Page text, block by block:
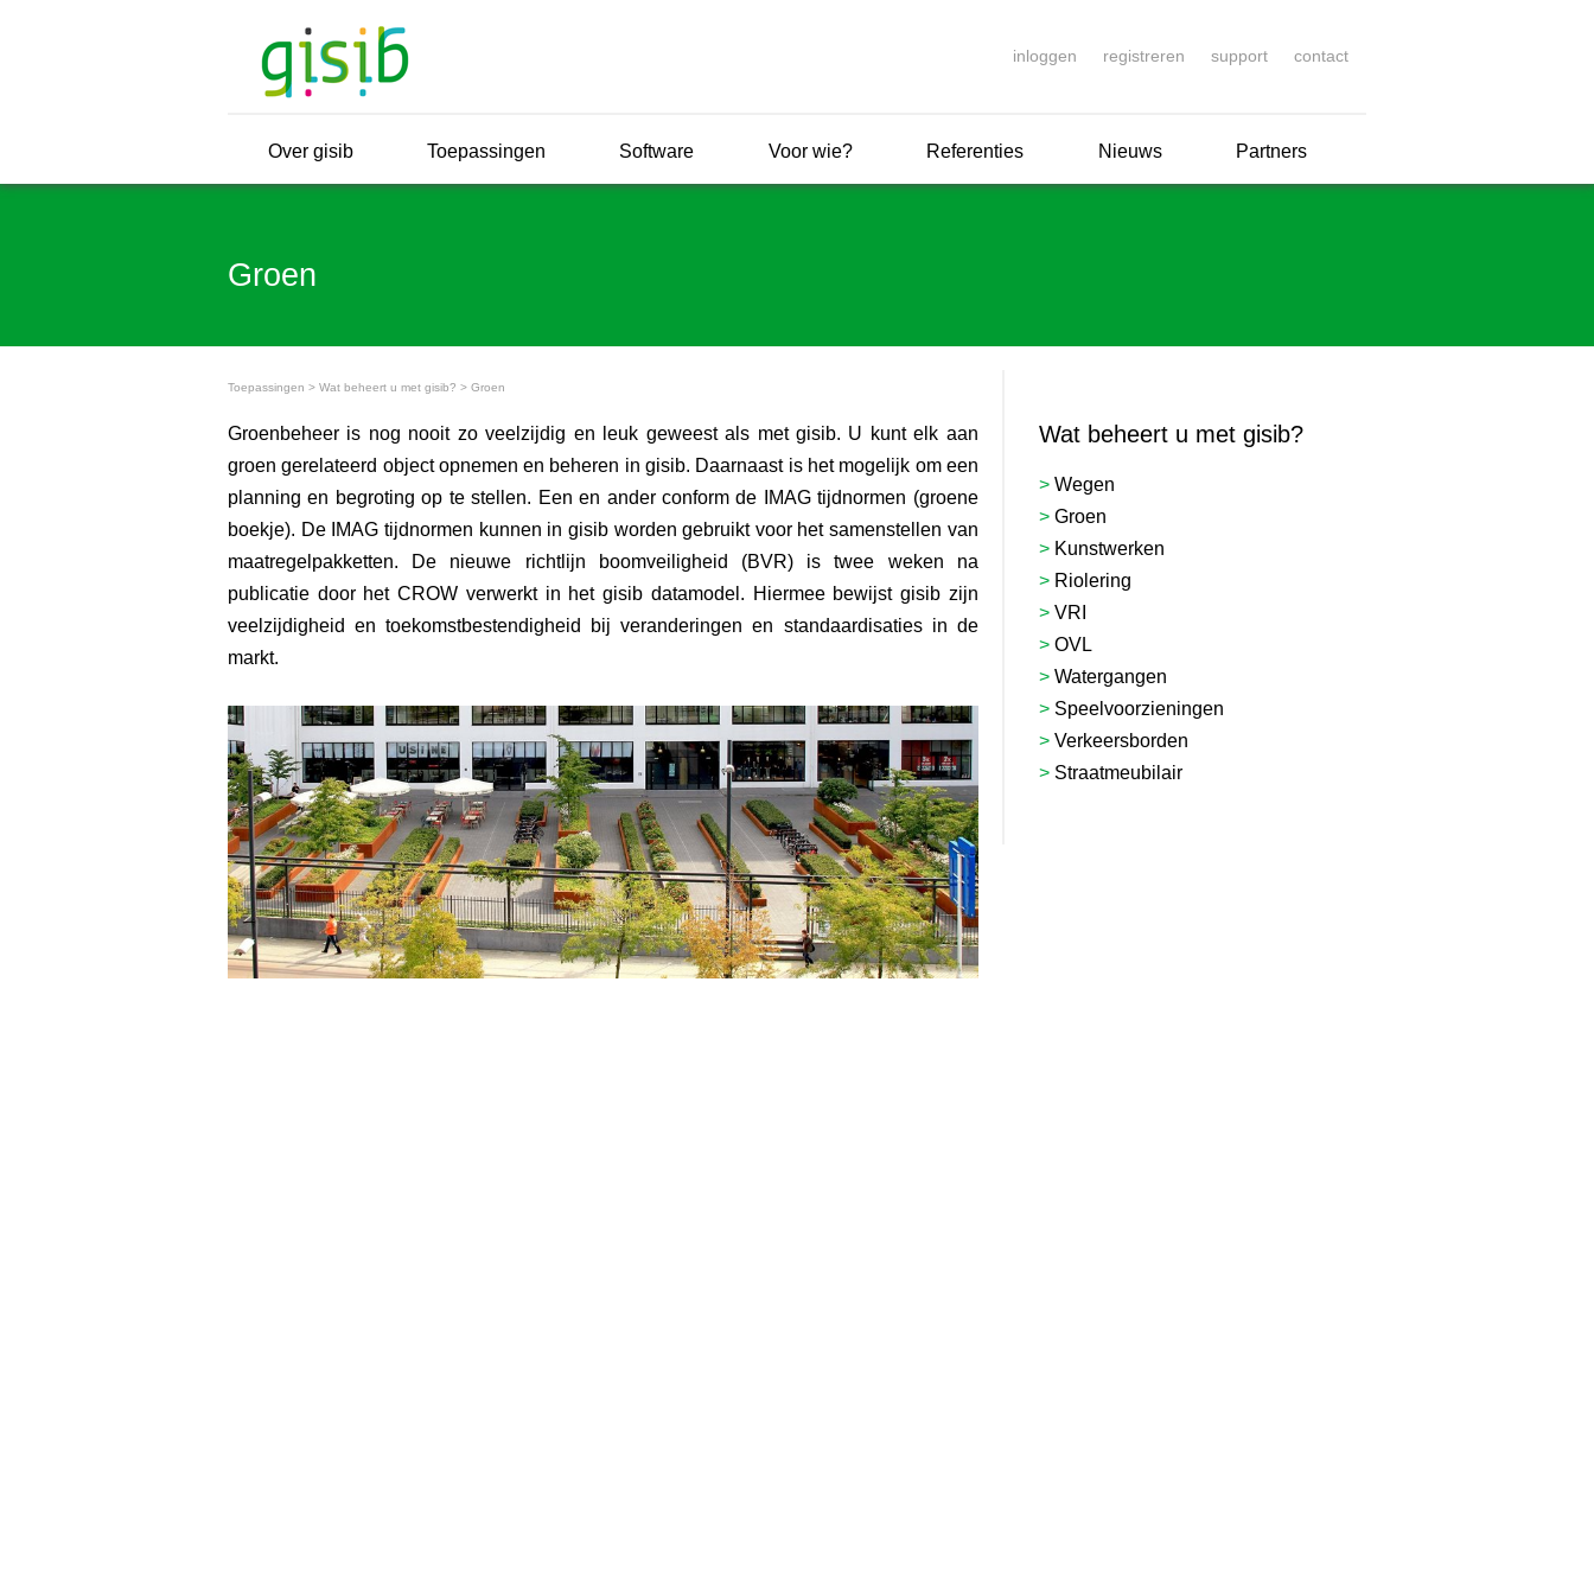
inloggen registreren support contact
Over gisib Toepassingen Software Voor wie? Referenties Nieuws Partners
Groen
Toepassingen > Wat beheert u met gisib? > Groen
Groenbeheer is nog nooit zo veelzijdig en leuk geweest als met gisib. U kunt elk aan
groen gerelateerd object opnemen en beheren in gisib. Daarnaast is het mogelijk om een
planning en begroting op te stellen. Een en ander conform de IMAG tijdnormen (groene
boekje). De IMAG tijdnormen kunnen in gisib worden gebruikt voor het samenstellen van
maatregelpakketten. De nieuwe richtlijn boomveiligheid (BVR) is twee weken na
publicatie door het CROW verwerkt in het gisib datamodel. Hiermee bewijst gisib zijn
veelzijdigheid en toekomstbestendigheid bij veranderingen en standaardisaties in de
markt.
Wat beheert u met gisib?
> Wegen
> Groen
> Kunstwerken
> Riolering
> VRI
> OVL
> Watergangen
> Speelvoorzieningen
> Verkeersborden
> Straatmeubilair